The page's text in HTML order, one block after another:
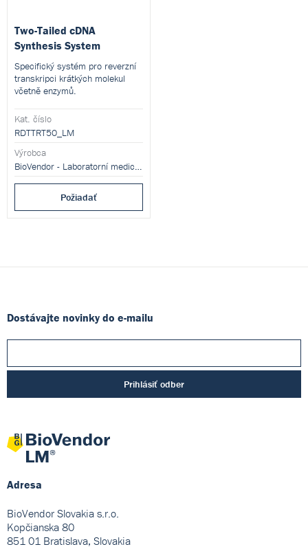
Two-Tailed cDNA
Synthesis System
Specifický systém pro reverzní
transkripci krátkých molekul
včetně enzymů.
Kat. číslo
RDTTRT50_LM
Výrobca
BioVendor - Laboratorní medicína s.r.o.
Požiadať
Dostávajte novinky do e-mailu
Prihlásiť odber
Adresa
BioVendor Slovakia s.r.o.
Kopčianska 80
851 01 Bratislava, Slovakia